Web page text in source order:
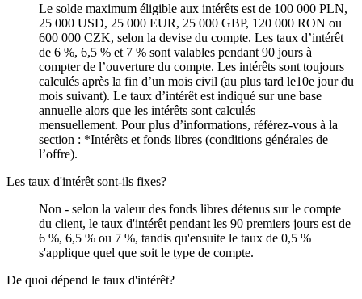
Le solde maximum éligible aux intérêts est de 100 000 PLN,
25 000 USD, 25 000 EUR, 25 000 GBP, 120 000 RON ou
600 000 CZK, selon la devise du compte. Les taux dʼintérêt
de 6 %, 6,5 % et 7 % sont valables pendant 90 jours à
compter de lʼouverture du compte. Les intérêts sont toujours
calculés après la fin dʼun mois civil (au plus tard le10e jour du
mois suivant). Le taux d’intérêt est indiqué sur une base
annuelle alors que les intérêts sont calculés
mensuellement. Pour plus dʼinformations, référez-vous à la
section : *Intérêts et fonds libres (conditions générales de
lʼoffre).
Les taux d'intérêt sont-ils fixes?
Non - selon la valeur des fonds libres détenus sur le compte
du client, le taux d'intérêt pendant les 90 premiers jours est de
6 %, 6,5 % ou 7 %, tandis qu'ensuite le taux de 0,5 %
s'applique quel que soit le type de compte.
De quoi dépend le taux d'intérêt?